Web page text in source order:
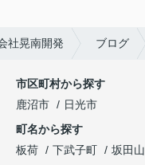
社晃南開発 ブログ
市区町村から探す
鹿沼市
日光市
町名から探す
板荷
下武子町 坂田山